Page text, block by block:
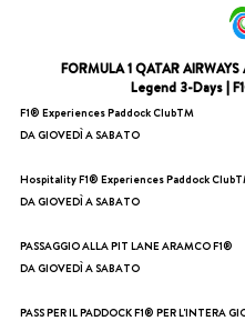
FORMULA 1 QATAR
Legend 3-Days |
F1® Experiences Paddock ClubTM
DA GIOVEDÌ A SABATO
Hospitality F1® Experiences Paddock
DA GIOVEDÌ A SABATO
PASSAGGIO ALLA PIT LANE ARAMCO F1®
DA GIOVEDÌ A SABATO
PASS PER IL PADDOCK F1® PER L'INTERA